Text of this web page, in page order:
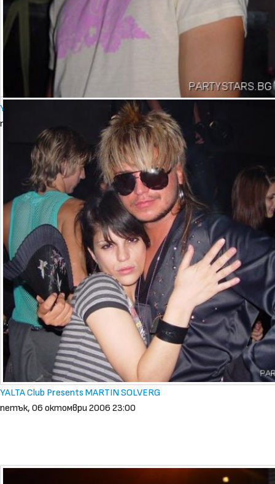
YALTA Club Presents MARTIN SOLVERG
петък, 06 октомври 2006 23:00
YALTA Club Presents MARTIN SOLVERG
петък, 06 октомври 2006 23:00